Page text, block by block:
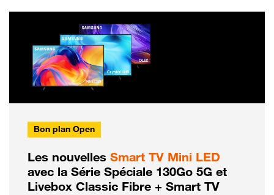
Bon plan Open
Les nouvelles Smart TV Mini LED
avec la Série Spéciale 130Go 5G et
Livebox Classic Fibre + Smart TV